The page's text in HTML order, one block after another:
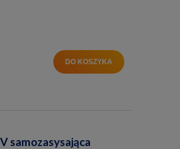
DO KOSZYKA
samozasysająca